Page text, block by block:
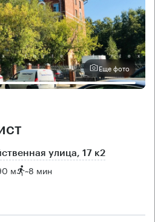
Еще фото
улица, 17 к2
м ~8 мин